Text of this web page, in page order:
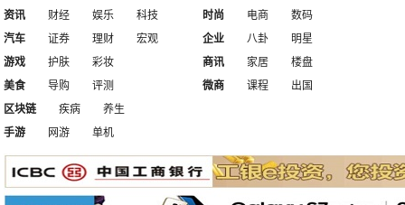
资讯 财经 娱乐
科技
汽车
证券 理财 宏观
时尚 电商
数码
企业
八卦
明星
游戏
护肤
彩妆
美食
导购 评测
商讯 家居
楼盘
微商
课程
出国
区块链
疾病
养生
手游
网游 单机